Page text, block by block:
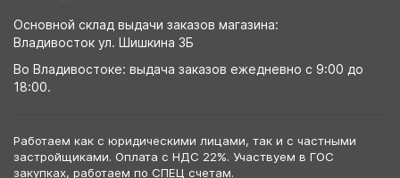
Основной склад выдачи заказов магазина:
Владивосток ул. Шишкина 3Б
Во Владивостоке: выдача заказов ежедневно с 9:00 до
18:00.
Работаем как с юридическими лицами, так и с частными
застройщиками. Оплата с НДС 22%. Участвуем в ГОС
закупках, работаем по СПЕЦ счетам.